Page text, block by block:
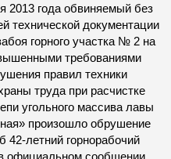
2013 года обвиняемый без
технической документации
горного участка № 2 на
требованиями
правил техники
труда при расчистке
угольного массива лавы
произошло обрушение
42-летний горнорабочий
официальном сообщении